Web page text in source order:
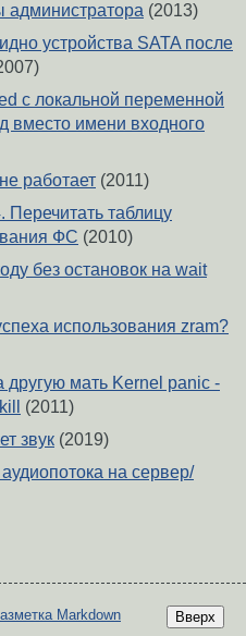
администратора (2013)
устройства SATA после
c локальной переменной
вместо имени входного
работает (2011)
Перечитать таблицу
ФС (2010)
без остановок на wait
использования zram?
другую мать Kernel panic -
(2011)
звук (2019)
на сервер/
Вверх
Markdown